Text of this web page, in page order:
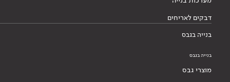
דבקים לאריחים
בנייה בגבס
בנייה בגבס
מוצרי גבס